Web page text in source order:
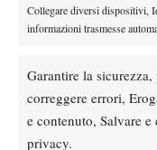
Collegare diversi dispositivi,
informazioni trasmesse
Garantire la
correggere errori,
e contenuto, Salvare
privacy.
Testata giornalistica